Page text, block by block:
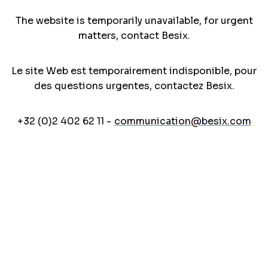
The website is temporarily unavailable, for urgent
matters, contact Besix.
Le site Web est temporairement indisponible, pour
des questions urgentes, contactez Besix.
+32 (0)2 402 62 11 - communication@besix.com